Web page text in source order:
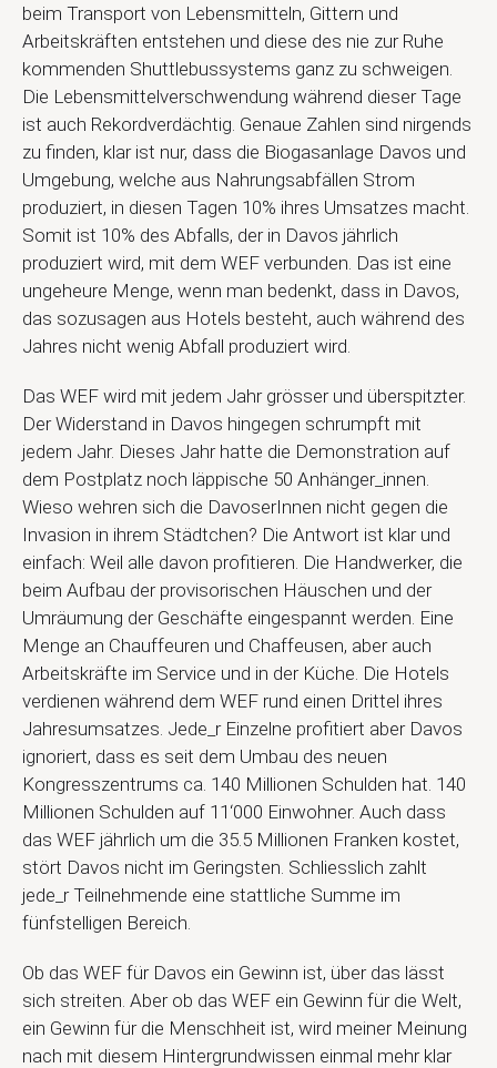
beim Transport von Lebensmitteln, Gittern und
Arbeitskräften entstehen und diese des nie zur Ruhe
kommenden Shuttlebussystems ganz zu schweigen.
Die Lebensmittelverschwendung während dieser Tage
ist auch Rekordverdächtig. Genaue Zahlen sind nirgends
zu finden, klar ist nur, dass die Biogasanlage Davos und
Umgebung, welche aus Nahrungsabfällen Strom
produziert, in diesen Tagen 10% ihres Umsatzes macht.
Somit ist 10% des Abfalls, der in Davos jährlich
produziert wird, mit dem WEF verbunden. Das ist eine
ungeheure Menge, wenn man bedenkt, dass in Davos,
das sozusagen aus Hotels besteht, auch während des
Jahres nicht wenig Abfall produziert wird.
Das WEF wird mit jedem Jahr grösser und überspitzter.
Der Widerstand in Davos hingegen schrumpft mit
jedem Jahr. Dieses Jahr hatte die Demonstration auf
dem Postplatz noch läppische 50 Anhänger_innen.
Wieso wehren sich die DavoserInnen nicht gegen die
Invasion in ihrem Städtchen? Die Antwort ist klar und
einfach: Weil alle davon profitieren. Die Handwerker, die
beim Aufbau der provisorischen Häuschen und der
Umräumung der Geschäfte eingespannt werden. Eine
Menge an Chauffeuren und Chaffeusen, aber auch
Arbeitskräfte im Service und in der Küche. Die Hotels
verdienen während dem WEF rund einen Drittel ihres
Jahresumsatzes. Jede_r Einzelne profitiert aber Davos
ignoriert, dass es seit dem Umbau des neuen
Kongresszentrums ca. 140 Millionen Schulden hat. 140
Millionen Schulden auf 11‘000 Einwohner. Auch dass
das WEF jährlich um die 35.5 Millionen Franken kostet,
stört Davos nicht im Geringsten. Schliesslich zahlt
jede_r Teilnehmende eine stattliche Summe im
fünfstelligen Bereich.
Ob das WEF für Davos ein Gewinn ist, über das lässt
sich streiten. Aber ob das WEF ein Gewinn für die Welt,
ein Gewinn für die Menschheit ist, wird meiner Meinung
nach mit diesem Hintergrundwissen einmal mehr klar